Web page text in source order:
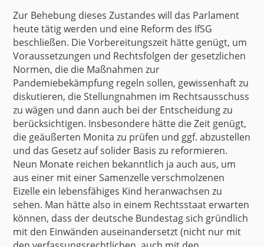
Zur Behebung dieses Zustandes will das Parlament
heute tätig werden und eine Reform des IfSG
beschließen. Die Vorbereitungszeit hätte genügt, um
Voraussetzungen und Rechtsfolgen der gesetzlichen
Normen, die die Maßnahmen zur
Pandemiebekämpfung regeln sollen, gewissenhaft zu
diskutieren, die Stellungnahmen im Rechtsausschuss
zu wägen und dann auch bei der Entscheidung zu
berücksichtigen. Insbesondere hätte die Zeit genügt,
die geäußerten Monita zu prüfen und ggf. abzustellen
und das Gesetz auf solider Basis zu reformieren.
Neun Monate reichen bekanntlich ja auch aus, um
aus einer mit einer Samenzelle verschmolzenen
Eizelle ein lebensfähiges Kind heranwachsen zu
sehen. Man hätte also in einem Rechtsstaat erwarten
können, dass der deutsche Bundestag sich gründlich
mit den Einwänden auseinandersetzt (nicht nur mit